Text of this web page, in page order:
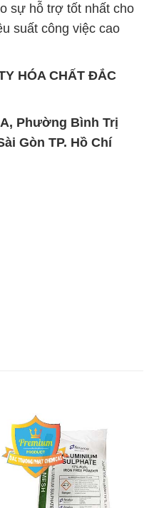
sự hỗ trợ tốt nhất cho
suất công việc cao
HÓA CHẤT ĐẮC
Phường Bình Trị
Gòn TP. Hồ Chí